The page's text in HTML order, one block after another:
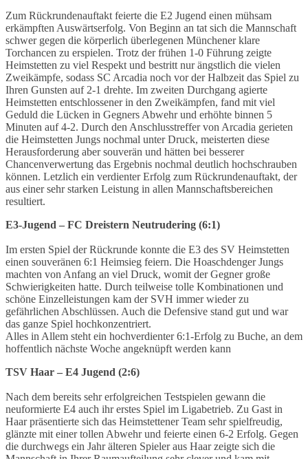
Zum Rückrundenauftakt feierte die E2 Jugend einen mühsam
erkämpften Auswärtserfolg. Von Beginn an tat sich die Mannschaft
schwer gegen die körperlich überlegenen Münchener klare
Torchancen zu erspielen. Trotz der frühen 1-0 Führung zeigte
Heimstetten zu viel Respekt und bestritt nur ängstlich die vielen
Zweikämpfe, sodass SC Arcadia noch vor der Halbzeit das Spiel zu
Ihren Gunsten auf 2-1 drehte. Im zweiten Durchgang agierte
Heimstetten entschlossener in den Zweikämpfen, fand mit viel
Geduld die Lücken in Gegners Abwehr und erhöhte binnen 5
Minuten auf 4-2. Durch den Anschlusstreffer von Arcadia gerieten
die Heimstetten Jungs nochmal unter Druck, meisterten diese
Herausforderung aber souverän und hätten bei besserer
Chancenverwertung das Ergebnis nochmal deutlich hochschrauben
können. Letzlich ein verdienter Erfolg zum Rückrundenauftakt, der
aus einer sehr starken Leistung in allen Mannschaftsbereichen
resultiert.
E3-Jugend – FC Dreistern Neutrudering (6:1)
Im ersten Spiel der Rückrunde konnte die E3 des SV Heimstetten
einen souveränen 6:1 Heimsieg feiern. Die Hoaschdenger Jungs
machten von Anfang an viel Druck, womit der Gegner große
Schwierigkeiten hatte. Durch teilweise tolle Kombinationen und
schöne Einzelleistungen kam der SVH immer wieder zu
gefährlichen Abschlüssen. Auch die Defensive stand gut und war
das ganze Spiel hochkonzentriert.
Alles in Allem steht ein hochverdienter 6:1-Erfolg zu Buche, an dem
hoffentlich nächste Woche angeknüpft werden kann
TSV Haar – E4 Jugend (2:6)
Nach dem bereits sehr erfolgreichen Testspielen gewann die
neuformierte E4 auch ihr erstes Spiel im Ligabetrieb. Zu Gast in
Haar präsentierte sich das Heimstettener Team sehr spielfreudig,
glänzte mit einer tollen Abwehr und feierte einen 6-2 Erfolg. Gegen
die durchwegs ein Jahr älteren Spieler aus Haar zeigte sich die